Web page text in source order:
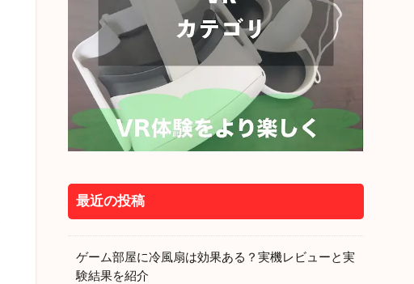
最近の投稿
ゲーム部屋に冷風扇は効果ある？実機レビューと実
験結果を紹介